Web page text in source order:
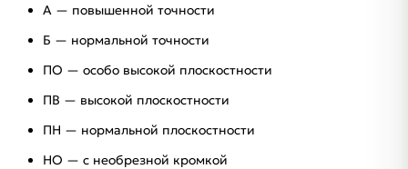
А — повышенной точности
Б — нормальной точности
ПО — особо высокой плоскостности
ПВ — высокой плоскостности
ПН — нормальной плоскостности
НО — с необрезной кромкой